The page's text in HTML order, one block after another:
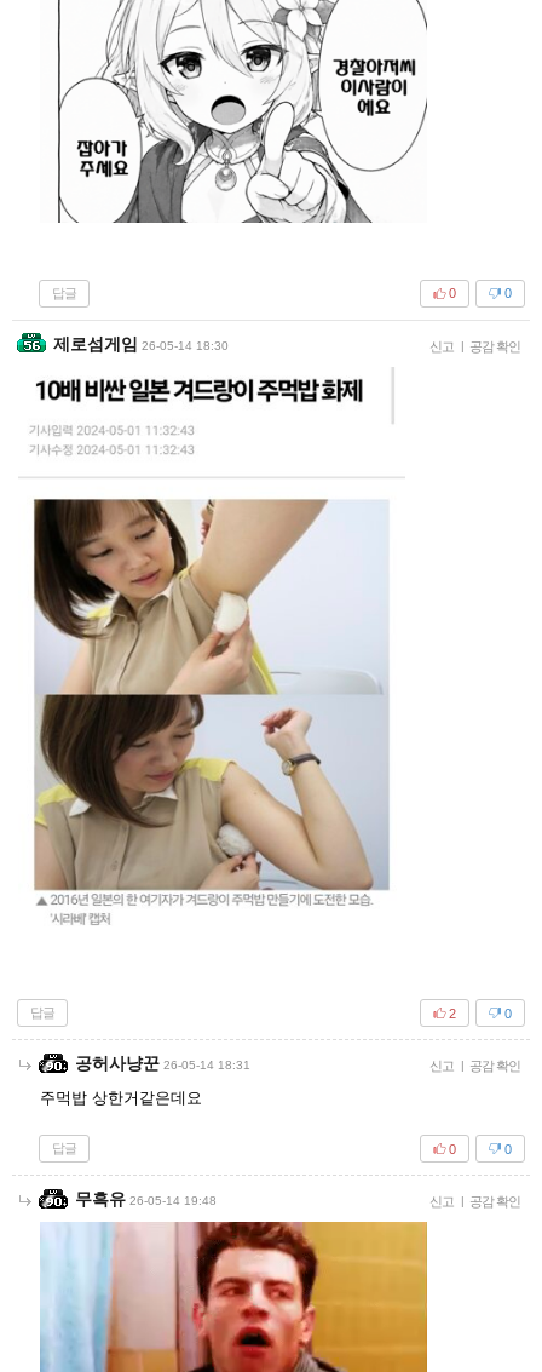
답글 0
0
제로섬게임 26-05-14 18:30 신고 | 공감 확인
답글 0
2
공허사냥꾼 26-05-14 18:31 신고 | 공감 확인
주먹밥 상한거같은데요
답글 0
0
무흑유 26-05-14 19:48 신고 | 공감 확인